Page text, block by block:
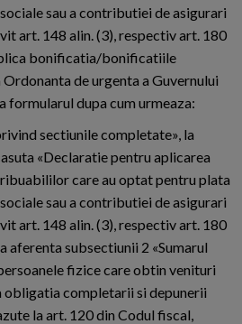
sau a contributiei de asigurari
art. 148 alin. (3), respectiv art. 180
bonificatia/bonificatiile
de urgenta a Guvernului
formularul dupa cum urmeaza:
sectiunile completate», la
«Declaratie pentru aplicarea
care au optat pentru plata
sau a contributiei de asigurari
art. 148 alin. (3), respectiv art. 180
aferenta subsectiunii 2 «Sumarul
fizice care obtin venituri
obligatia completarii si depunerii
la art. 120 din Codul fiscal,